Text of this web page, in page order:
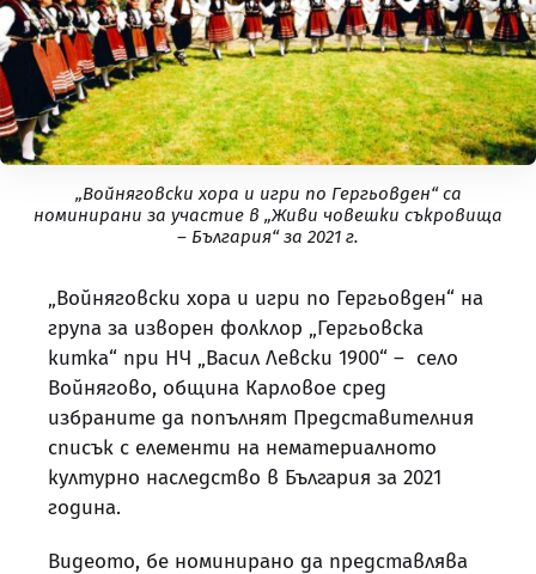
„Войняговски хора и игри по Гергьовден“ са
номинирани за участие в „Живи човешки съкровища
– България“ за 2021 г.
„Войняговски хора и игри по Гергьовден“ на
група за изворен фолклор „Гергьовска
китка“ при НЧ „Васил Левски 1900“ – село
Войнягово, община Карловое сред
избраните да попълнят Представителния
списък с елементи на нематериалното
културно наследство в България за 2021
година.
Видеото, бе номинирано да представлява